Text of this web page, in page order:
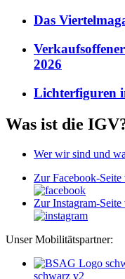
Das
2026
Lichterfiguren
Was ist die
Wer wir sind und
Zur Facebook-
Zur Instagram-
Unser Mobilitätspartner:
schwarz v2